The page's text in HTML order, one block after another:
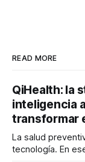
READ MORE
QiHealth: la
inteligencia
transformar
La salud
tecnología. En